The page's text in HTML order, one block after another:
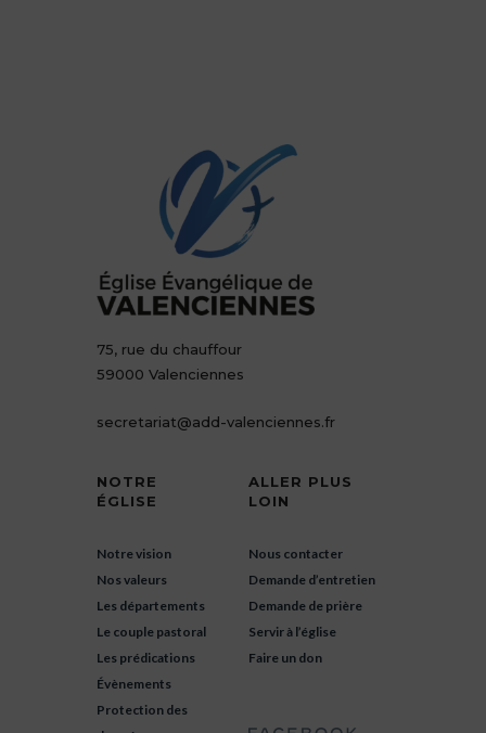
75, rue du chauffour
59000 Valenciennes
secretariat@add-valenciennes.fr
NOTRE
ÉGLISE
Notre vision
Nos valeurs
Les départements
Le couple pastoral
Les prédications
Évènements
Protection des
ALLER PLUS
LOIN
Nous contacter
Demande d’entretien
Demande de prière
Servir à l’église
Faire un don